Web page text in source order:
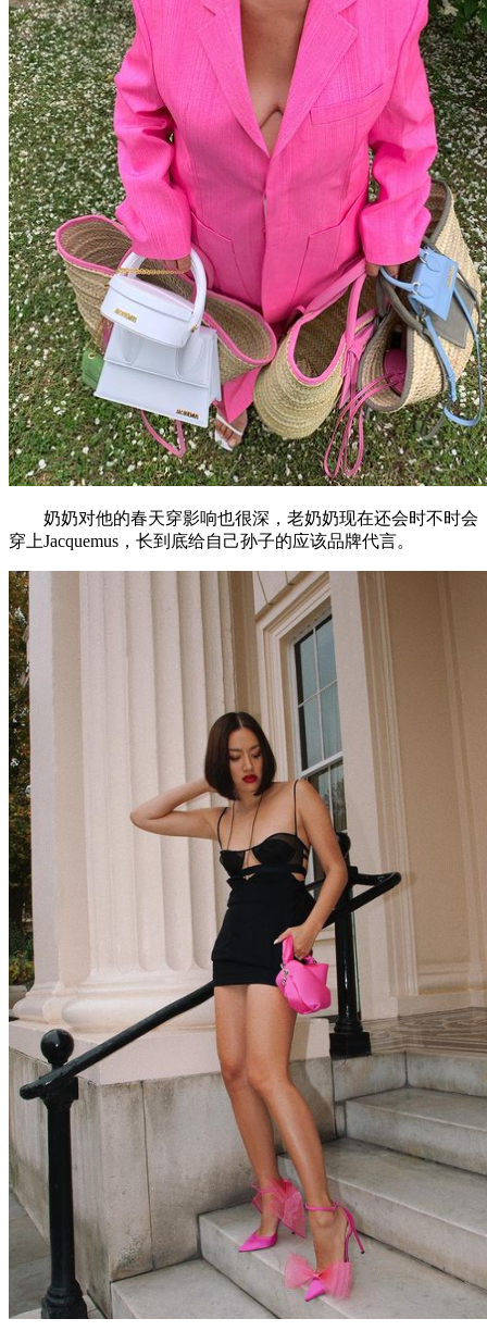
奶奶对他的春天穿影响也很深，老奶奶现在还会时不时会
穿上Jacquemus，长到底给自己孙子的应该品牌代言。